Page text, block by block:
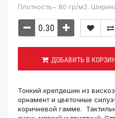
Плотность~ 80 гр/м2.
ДОБАВИТЬ В
Тонкий крепдешин из
орнамент и цветочные
коричневой гамме.